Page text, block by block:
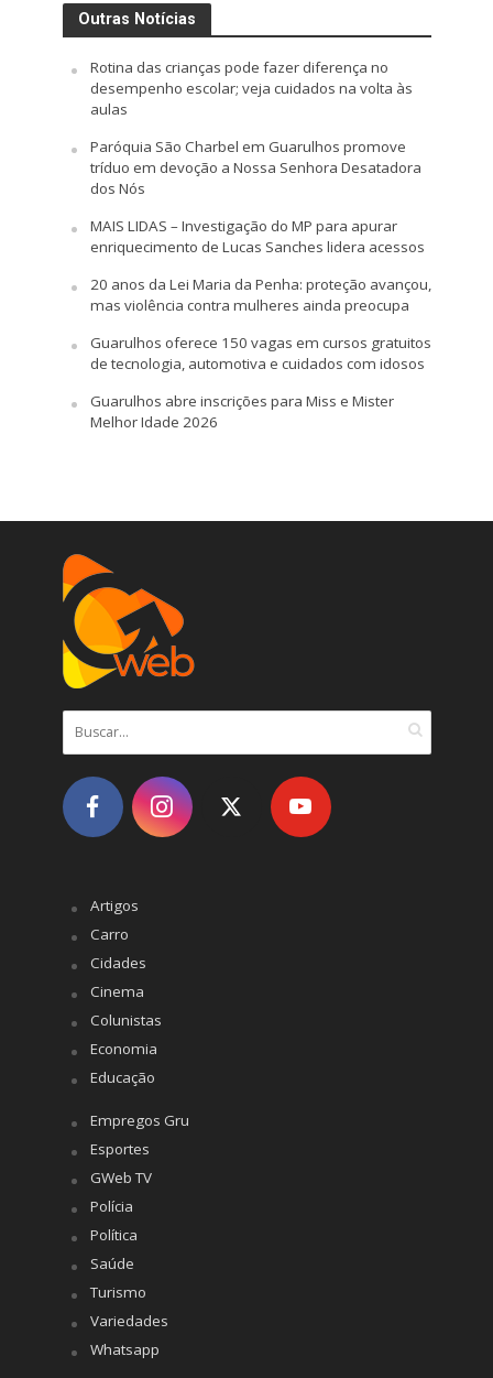
Outras Notícias
Rotina das crianças pode fazer diferença no
desempenho escolar; veja cuidados na volta às
aulas
Paróquia São Charbel em Guarulhos promove
tríduo em devoção a Nossa Senhora Desatadora
dos Nós
MAIS LIDAS – Investigação do MP para apurar
enriquecimento de Lucas Sanches lidera acessos
20 anos da Lei Maria da Penha: proteção avançou,
mas violência contra mulheres ainda preocupa
Guarulhos oferece 150 vagas em cursos gratuitos
de tecnologia, automotiva e cuidados com idosos
Guarulhos abre inscrições para Miss e Mister
Melhor Idade 2026
Artigos
Carro
Cidades
Cinema
Colunistas
Economia
Educação
Empregos Gru
Esportes
GWeb TV
Polícia
Política
Saúde
Turismo
Variedades
Whatsapp